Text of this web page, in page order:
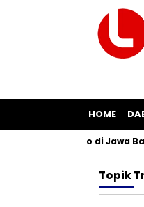
HOME
Pil Koplo di Jawa
Topik